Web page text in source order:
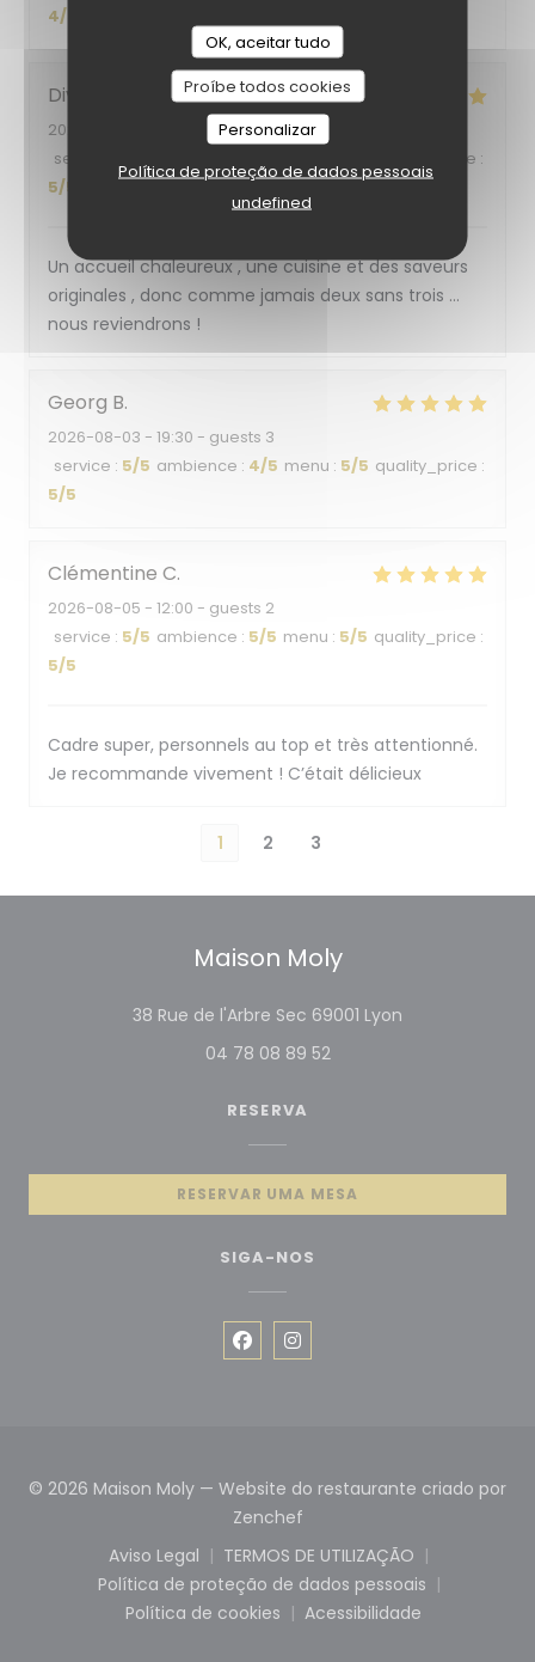
OK, aceitar tudo
Proíbe todos cookies
Personalizar
Política de proteção de dados pessoais
undefined
4/5
Divina
2026-08-03
- 12:00 - guests 2
service
quality_price :
5/5
Un accueil chaleureux , une cuisine et des saveurs
originales , donc comme jamais deux sans trois …
nous reviendrons !
Georg B
2026-08-03 - 19:30 - guests 3
service : 5/5 ambience : 4/5 menu : 5/5 quality_price :
5/5
Clémentine C
2026-08-05 - 12:00 - guests 2
service : 5/5 ambience : 5/5 menu : 5/5 quality_price :
5/5
Cadre super, personnels au top et très attentionné.
Je recommande vivement ! C’était délicieux
1 2 3
Maison Moly
38 Rue de l'Arbre Sec 69001 Lyon
04 78 08 89 52
RESERVA
RESERVAR UMA MESA
SIGA-NOS
Facebook ((abre numa nova
Instagram ((abre numa
© 2026 Maison Moly — Website do restaurante criado por
Zenchef((abre numa nova janela))
Aviso Legal
((abre numa nova janela))
TERMOS DE UTILIZAÇÃO
((abre numa nova
Política de proteção de dados pessoais
((abre numa nova janela))
Política de cookies
((abre numa nova janela))
Acessibilidade
((abre numa nova